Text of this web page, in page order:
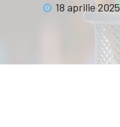
18 aprilie 2025